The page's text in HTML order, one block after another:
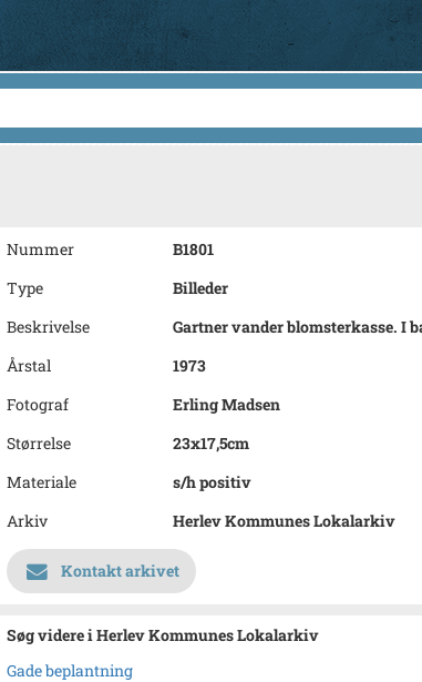
Nummer
B1801
Type
Billeder
Beskrivelse
Gartner vander blomsterkasse. I
Årstal
1973
Fotograf
Erling Madsen
Størrelse
23x17,5cm
Materiale
s/h positiv
Arkiv
Herlev Kommunes Lokalarkiv
Kontakt arkivet
Søg videre i Herlev Kommunes Lokalarkiv
Gade beplantning